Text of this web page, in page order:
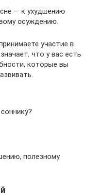
— к ухудшению
осуждению.
участие в
что у вас есть
которые вы
полезному